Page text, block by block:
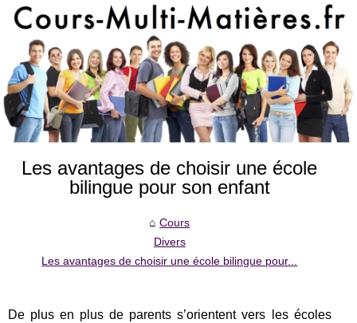
Les avantages de choisir une école
bilingue pour son enfant
Cours
Divers
Les avantages de choisir une école bilingue pour...
De plus en plus de parents s’orientent vers les écoles